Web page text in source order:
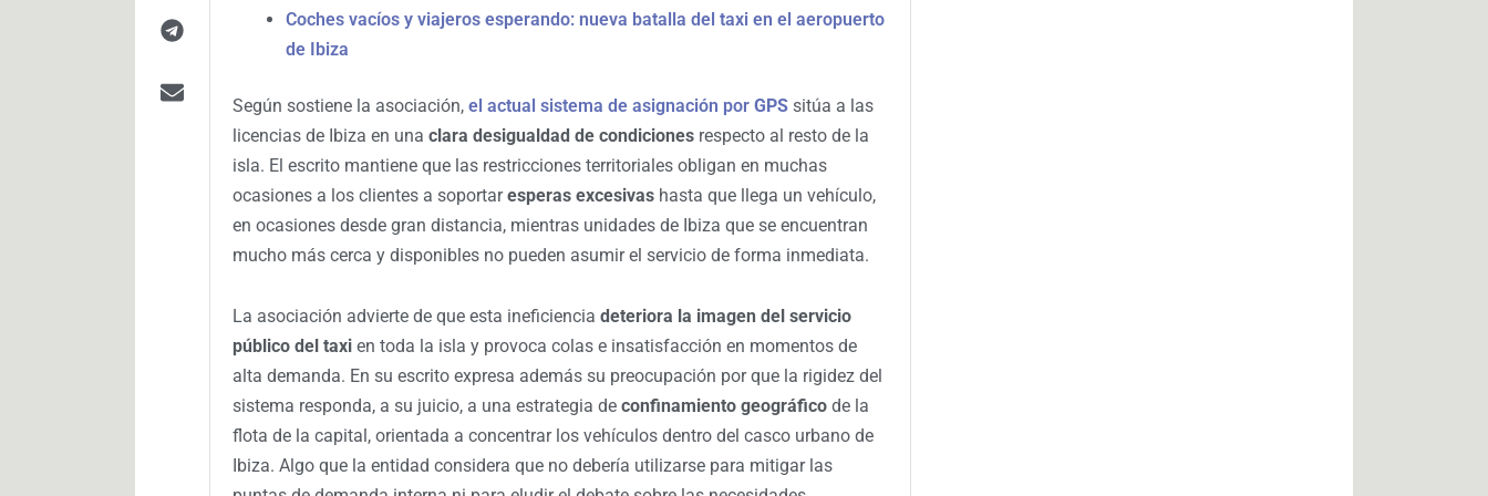
Coches vacíos y viajeros esperando: nueva batalla del taxi en el aeropuerto
de Ibiza
Según sostiene la asociación, el actual sistema de asignación por GPS sitúa a las
licencias de Ibiza en una clara desigualdad de condiciones respecto al resto de la
isla. El escrito mantiene que las restricciones territoriales obligan en muchas
ocasiones a los clientes a soportaresperas excesivas hasta que llega un vehículo,
en ocasiones desde gran distancia, mientras unidades de Ibiza que se encuentran
mucho más cerca y disponibles no pueden asumir el servicio de forma inmediata.
La asociación advierte de que esta ineficiencia deteriora la imagen del servicio
público del taxi en toda la isla y provoca colas e insatisfacción en momentos de
alta demanda. En su escrito expresa además su preocupación por que la rigidez del
sistema responda, a su juicio, a una estrategia de confinamiento geográfico de la
flota de la capital, orientada a concentrar los vehículos dentro del casco urbano de
Ibiza. Algo que la entidad considera que no debería utilizarse para mitigar las